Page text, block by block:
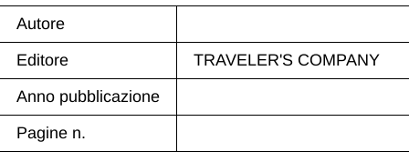
Autore
Editore
TRAVELER'S COMPANY
Anno pubblicazione
Pagine n.